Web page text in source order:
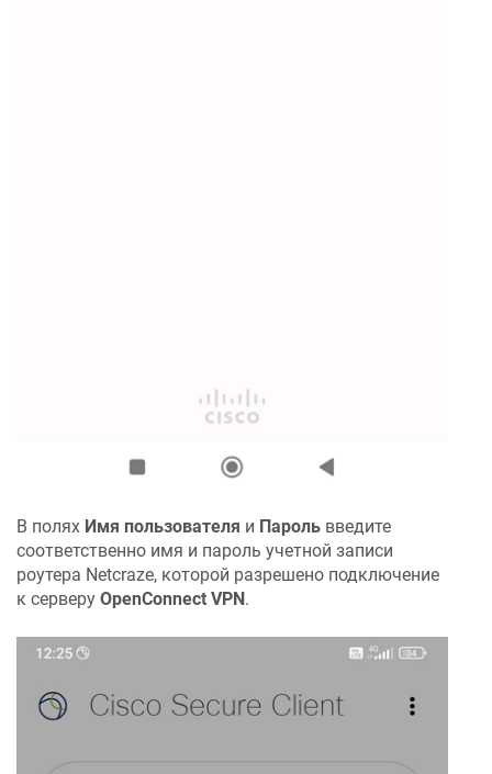
В полях Имя пользователя и Пароль введите
соответственно имя и пароль учетной записи
роутера Netcraze, которой разрешено подключение
к серверу OpenConnect VPN .